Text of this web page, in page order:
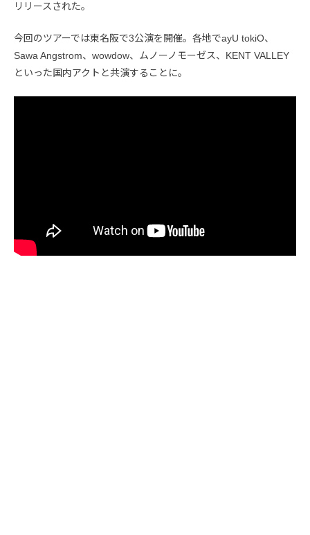
リリースされた。
今回のツアーでは東名阪で3公演を開催。各地でayU tokiO、
Sawa Angstrom、wowdow、ムノーノモーゼス、KENT VALLEY
といった国内アクトと共演することに。